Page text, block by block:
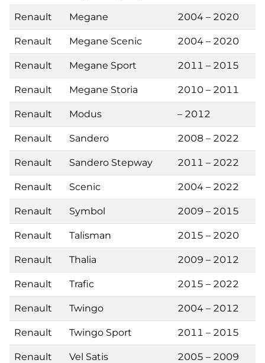
Renault Megane 2004 – 2020
Renault Megane Scenic 2004 – 2020
Renault Megane Sport 2011 – 2015
Renault Megane Storia 2010 – 2011
Renault Modus – 2012
Renault Sandero 2008 – 2022
Renault Sandero Stepway 2011 – 2022
Renault Scenic 2004 – 2022
Renault Symbol 2009 – 2015
Renault Talisman 2015 – 2020
Renault Thalia 2009 – 2012
Renault Trafic 2015 – 2022
Renault Twingo 2004 – 2012
Renault Twingo Sport 2011 – 2015
Renault Vel Satis 2005 – 2009